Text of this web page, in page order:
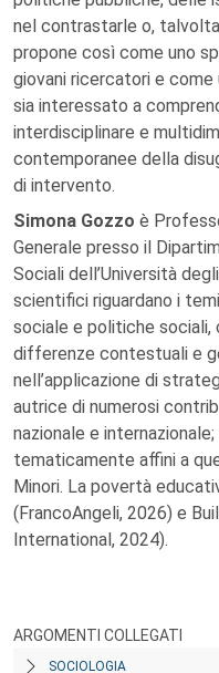
nel contrastarle o,
propone così come uno
giovani ricercatori e
sia interessato a
interdisciplinare e
contemporanee della
di intervento.
Simona Gozzo è
Generale presso il
Sociali dell’Università
scientifici riguardano i
sociale e politiche
differenze contestuali e
nell’applicazione di
autrice di numerosi
nazionale e
tematicamente affini a
Minori. La povertà
(FrancoAngeli, 2026) e
International, 2024).
ARGOMENTI COLLEGATI
SOCIOLOGIA